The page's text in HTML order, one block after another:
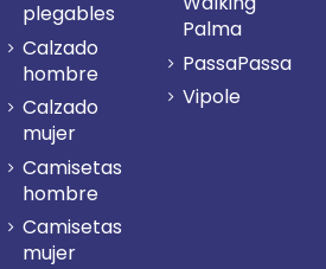
plegables
Calzado
hombre
Calzado
mujer
Camisetas
hombre
Camisetas
mujer
Palma
PassaPassa
Vipole